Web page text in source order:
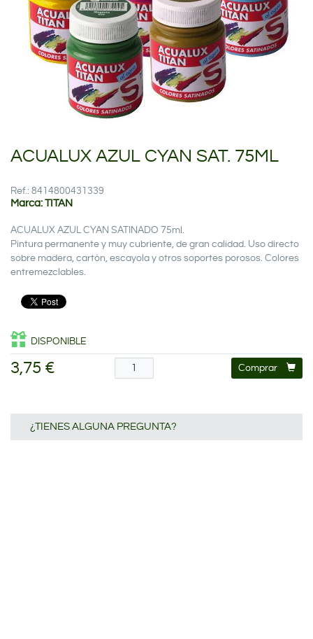
ACUALUX AZUL CYAN SAT. 75ML
Ref.: 8414800431339
Marca: TITAN
ACUALUX AZUL CYAN SATINADO 75ml.
Pintura permanente y muy cubriente, de gran calidad. Uso directo
sobre madera, cartón, escayola y otros soportes porosos. Colores
entremezclables.
DISPONIBLE
3,75 € Comprar
¿TIENES ALGUNA PREGUNTA?